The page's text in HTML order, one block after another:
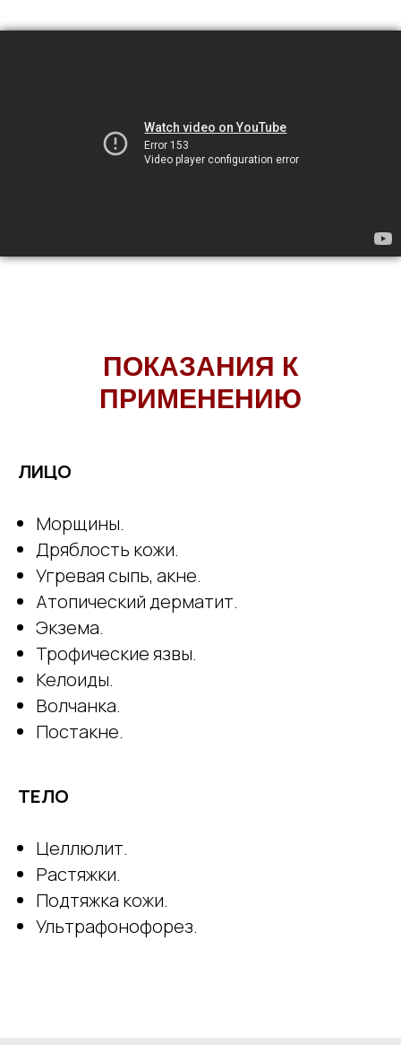
ПОКАЗАНИЯ К
ПРИМЕНЕНИЮ
ЛИЦО
Морщины.
Дряблость кожи.
Угревая сыпь, акне.
Атопический дерматит.
Экзема.
Трофические язвы.
Келоиды.
Волчанка.
Постакне.
ТЕЛО
Целлюлит.
Растяжки.
Подтяжка кожи.
Ультрафонофорез.